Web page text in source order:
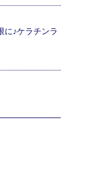
に♪ケラチンラ